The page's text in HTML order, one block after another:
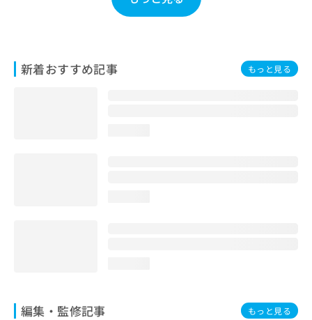
新着おすすめ記事 もっと見る
編集・監修記事 もっと見る
わ
せ